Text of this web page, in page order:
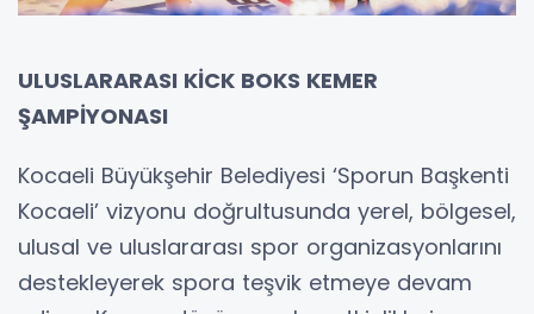
ULUSLARARASI KİCK BOKS KEMER
ŞAMPİYONASI
Kocaeli Büyükşehir Belediyesi ‘Sporun Başkenti
Kocaeli’ vizyonu doğrultusunda yerel, bölgesel,
ulusal ve uluslararası spor organizasyonlarını
destekleyerek spora teşvik etmeye devam